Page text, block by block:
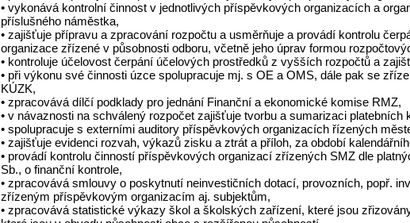
• vykonává kontrolní činnost v jednotlivých příspěvkových organizacích a
příslušného náměstka,
• zajišťuje přípravu a zpracování rozpočtu a usměrňuje a provádí kontrolu
organizace zřízené v působnosti odboru, včetně jeho úprav formou
• kontroluje účelovost čerpání účelových prostředků z vyšších rozpočtů a
• při výkonu své činnosti úzce spolupracuje mj. s OE a OMS, dále pak se
KÚZK,
• zpracovává dílčí podklady pro jednání Finanční a ekonomické komise RMZ,
• v návaznosti na schválený rozpočet zajišťuje tvorbu a sumarizaci
• spolupracuje s externími auditory příspěvkových organizacích řízených
• zajišťuje evidenci rozvah, výkazů zisku a ztrát a příloh, za období
• provádí kontrolu činností příspěvkových organizací zřízených SMZ dle
Sb., o finanční kontrole,
• zpracovává smlouvy o poskytnutí neinvestičních dotací, provozních, popř.
zřízeným příspěvkovým organizacím aj. subjektům,
• zpracovává statistické výkazy škol a školských zařízení, které jsou